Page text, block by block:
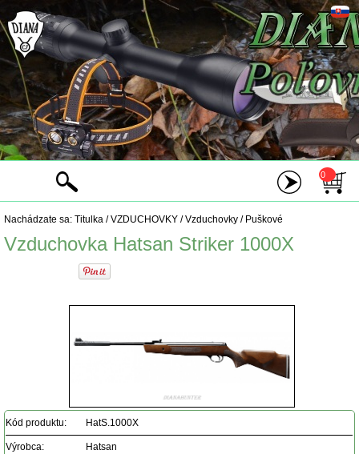
0
Nachádzate sa: Titulka /VZDUCHOVKY /Vzduchovky / Puškové
Vzduchovka Hatsan Striker 1000X
Kód produktu: HatS.1000X
Výrobca: Hatsan